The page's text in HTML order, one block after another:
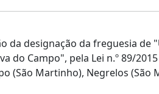
da designação da freguesia de
do Campo", pela Lei n.º 89/
(São Martinho), Negrelos (São